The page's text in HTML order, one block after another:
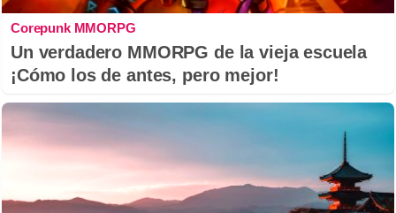
Corepunk MMORPG
Un verdadero MMORPG de la vieja escuela
¡Cómo los de antes, pero mejor!